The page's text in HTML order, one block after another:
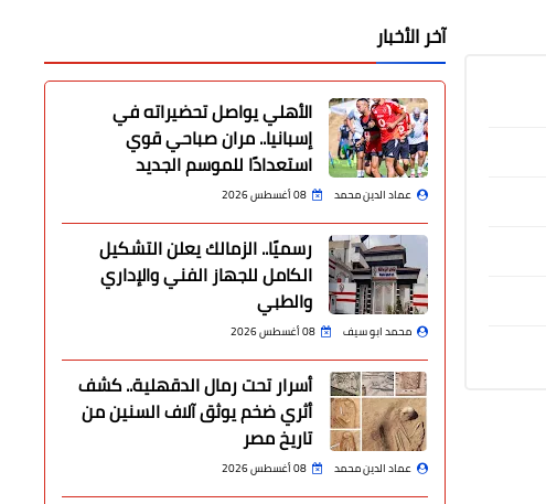
آخر الأخبار
الأهلي يواصل تحضيراته في
إسبانيا.. مران صباحي قوي
استعدادًا للموسم الجديد
عماد الدين محمد 08 أغسطس 2026
رسميًا.. الزمالك يعلن التشكيل
الكامل للجهاز الفني والإداري
والطبي
محمد ابو سيف 08 أغسطس 2026
أسرار تحت رمال الدقهلية.. كشف
أثري ضخم يوثق آلاف السنين من
تاريخ مصر
عماد الدين محمد 08 أغسطس 2026